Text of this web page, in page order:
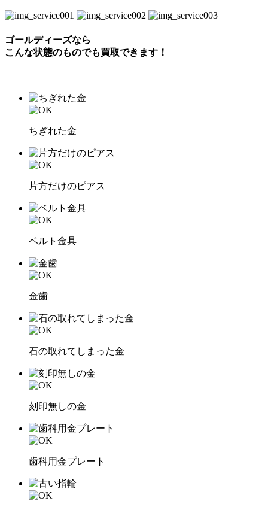
ゴールディーズなら
こんな状態のものでも買取できます！
ちぎれた金
片方だけのピアス
ベルト金具
金歯
石の取れてしまった金
刻印無しの金
歯科用金プレート